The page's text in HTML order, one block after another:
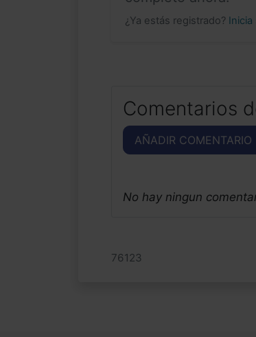
¿Ya estás registrado?
Comentarios
AÑADIR COMENTARIO
No hay ningun
76123